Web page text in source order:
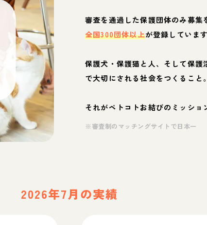
審査を通過した保護団体のみ募集
全国300団体以上が登録しています
保護犬・保護猫と人、そして保護
で大切にされる社会をつくること。
それがペトコトお結びのミッショ
※審査制のマッチングサイトで日本一
2026年7月の実績